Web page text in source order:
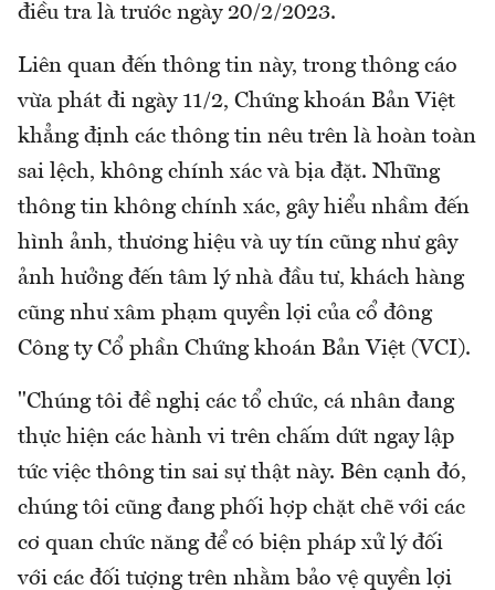
điều tra là trước ngày 20/2/2023.
Liên quan đến thông tin này, trong thông cáo
vừa phát đi ngày 11/2, Chứng khoán Bản Việt
khẳng định các thông tin nêu trên là hoàn toàn
sai lệch, không chính xác và bịa đặt. Những
thông tin không chính xác, gây hiểu nhầm đến
hình ảnh, thương hiệu và uy tín cũng như gây
ảnh hưởng đến tâm lý nhà đầu tư, khách hàng
cũng như xâm phạm quyền lợi của cổ đông
Công ty Cổ phần Chứng khoán Bản Việt (VCI).
"Chúng tôi đề nghị các tổ chức, cá nhân đang
thực hiện các hành vi trên chấm dứt ngay lập
tức việc thông tin sai sự thật này. Bên cạnh đó,
chúng tôi cũng đang phối hợp chặt chẽ với các
cơ quan chức năng để có biện pháp xử lý đối
với các đối tượng trên nhằm bảo vệ quyền lợi